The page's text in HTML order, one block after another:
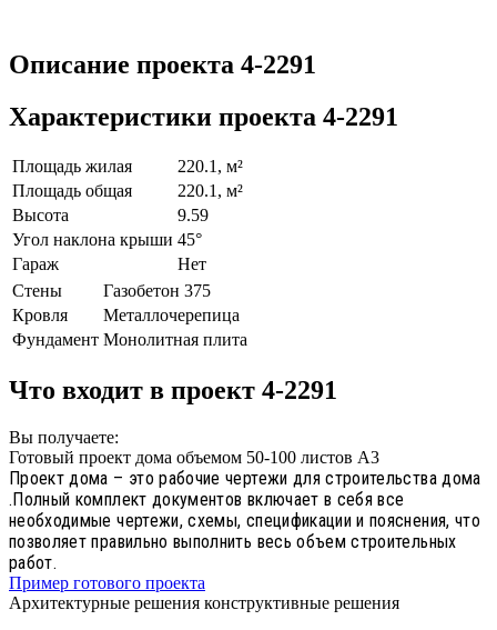
Описание проекта 4-2291
Характеристики проекта 4-2291
Площадь жилая
220.1, м²
Площадь общая
220.1, м²
Высота
9.59
Угол наклона крыши 45°
Гараж
Нет
Стены
Газобетон 375
Кровля
Металлочерепица
Фундамент Монолитная плита
Что входит в проект 4-2291
Вы получаете:
Готовый проект дома объемом 50-100 листов А3
Проект дома – это рабочие чертежи для строительства дома
.Полный комплект документов включает в себя все
необходимые чертежи, схемы, спецификации и пояснения, что
позволяет правильно выполнить весь объем строительных
работ.
Пример готового проекта
Архитектурные решения конструктивные решения